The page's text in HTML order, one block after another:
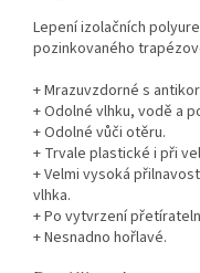
Lepení izolačních
pozinkovaného
+ Mrazuvzdorné s
+ Odolné vlhku, vodě a
+ Odolné vůči otěru.
+ Trvale plastické i při
+ Velmi vysoká
vlhka.
+ Po vytvrzení
+ Nesnadno hořlavé.